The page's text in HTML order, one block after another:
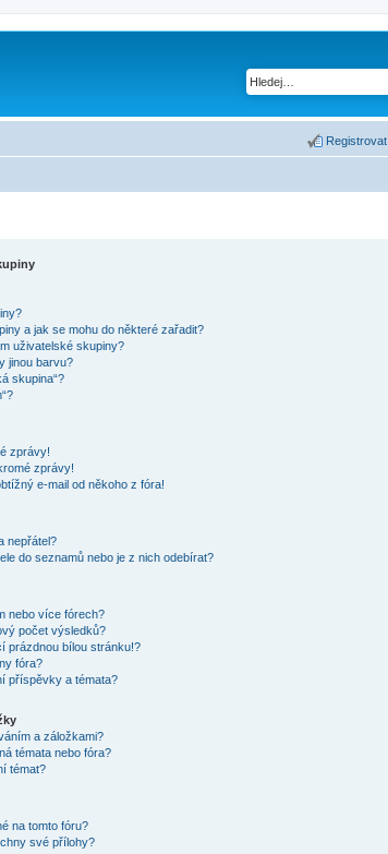
Registrovat
a jak se mohu do některé zařadit?
uživatelské skupiny?
jinou barvu?
skupina“?
zprávy!
zprávy!
e-mail od někoho z fóra!
nepřátel?
do seznamů nebo je z nich odebírat?
nebo více fórech?
počet výsledků?
prázdnou bílou stránku!?
fóra?
příspěvky a témata?
a záložkami?
témata nebo fóra?
témat?
na tomto fóru?
své přílohy?